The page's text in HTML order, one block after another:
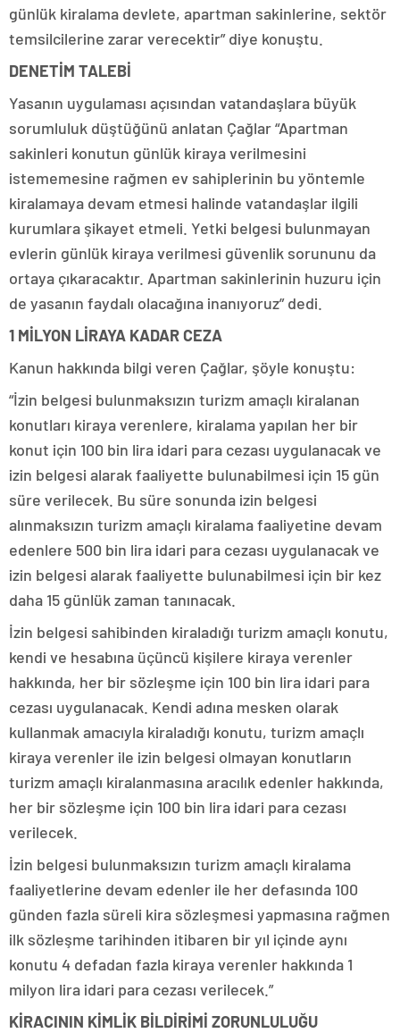
günlük kiralama devlete, apartman sakinlerine, sektör
temsilcilerine zarar verecektir” diye konuştu.
DENETİM TALEBİ
Yasanın uygulaması açısından vatandaşlara büyük
sorumluluk düştüğünü anlatan Çağlar “Apartman
sakinleri konutun günlük kiraya verilmesini
istememesine rağmen ev sahiplerinin bu yöntemle
kiralamaya devam etmesi halinde vatandaşlar ilgili
kurumlara şikayet etmeli. Yetki belgesi bulunmayan
evlerin günlük kiraya verilmesi güvenlik sorununu da
ortaya çıkaracaktır. Apartman sakinlerinin huzuru için
de yasanın faydalı olacağına inanıyoruz” dedi.
1 MİLYON LİRAYA KADAR CEZA
Kanun hakkında bilgi veren Çağlar, şöyle konuştu:
“İzin belgesi bulunmaksızın turizm amaçlı kiralanan
konutları kiraya verenlere, kiralama yapılan her bir
konut için 100 bin lira idari para cezası uygulanacak ve
izin belgesi alarak faaliyette bulunabilmesi için 15 gün
süre verilecek. Bu süre sonunda izin belgesi
alınmaksızın turizm amaçlı kiralama faaliyetine devam
edenlere 500 bin lira idari para cezası uygulanacak ve
izin belgesi alarak faaliyette bulunabilmesi için bir kez
daha 15 günlük zaman tanınacak.
İzin belgesi sahibinden kiraladığı turizm amaçlı konutu,
kendi ve hesabına üçüncü kişilere kiraya verenler
hakkında, her bir sözleşme için 100 bin lira idari para
cezası uygulanacak. Kendi adına mesken olarak
kullanmak amacıyla kiraladığı konutu, turizm amaçlı
kiraya verenler ile izin belgesi olmayan konutların
turizm amaçlı kiralanmasına aracılık edenler hakkında,
her bir sözleşme için 100 bin lira idari para cezası
verilecek.
İzin belgesi bulunmaksızın turizm amaçlı kiralama
faaliyetlerine devam edenler ile her defasında 100
günden fazla süreli kira sözleşmesi yapmasına rağmen
ilk sözleşme tarihinden itibaren bir yıl içinde aynı
konutu 4 defadan fazla kiraya verenler hakkında 1
milyon lira idari para cezası verilecek.”
KİRACININ KİMLİK BİLDİRİMİ ZORUNLULUĞU